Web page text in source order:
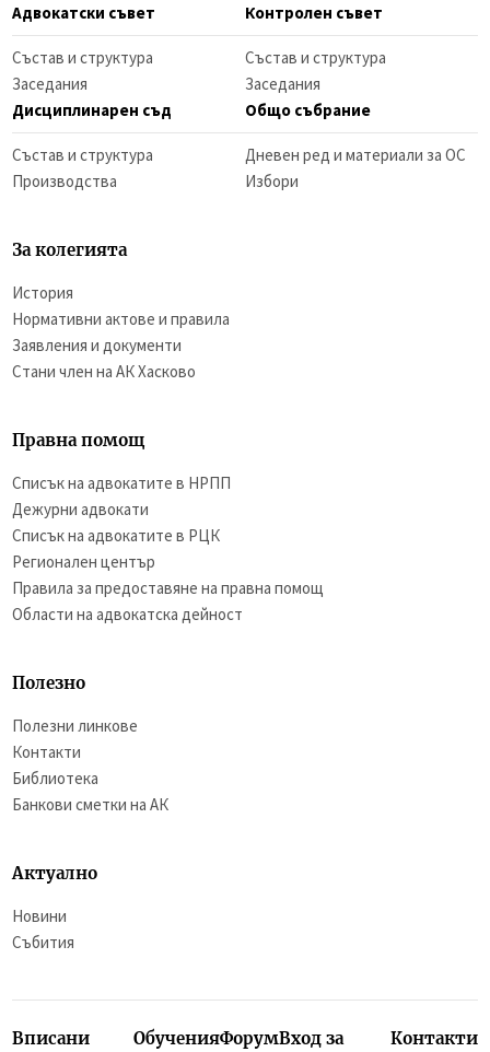
Адвокатски съвет
Състав и структура
Заседания
Контролен съвет
Състав и структура
Заседания
Дисциплинарен съд
Състав и структура
Производства
Общо събрание
Дневен ред и материали за ОС
Избори
За колегията
История
Нормативни актове и правила
Заявления и документи
Стани член на АК Хасково
Правна помощ
Списък на адвокатите в НРПП
Дежурни адвокати
Списък на адвокатите в РЦК
Регионален център
Правила за предоставяне на правна помощ
Области на адвокатска дейност
Полезно
Полезни линкове
Контакти
Библиотека
Банкови сметки на АК
Актуално
Новини
Събития
Вписани
ОбученияФорумВход за
Контакти